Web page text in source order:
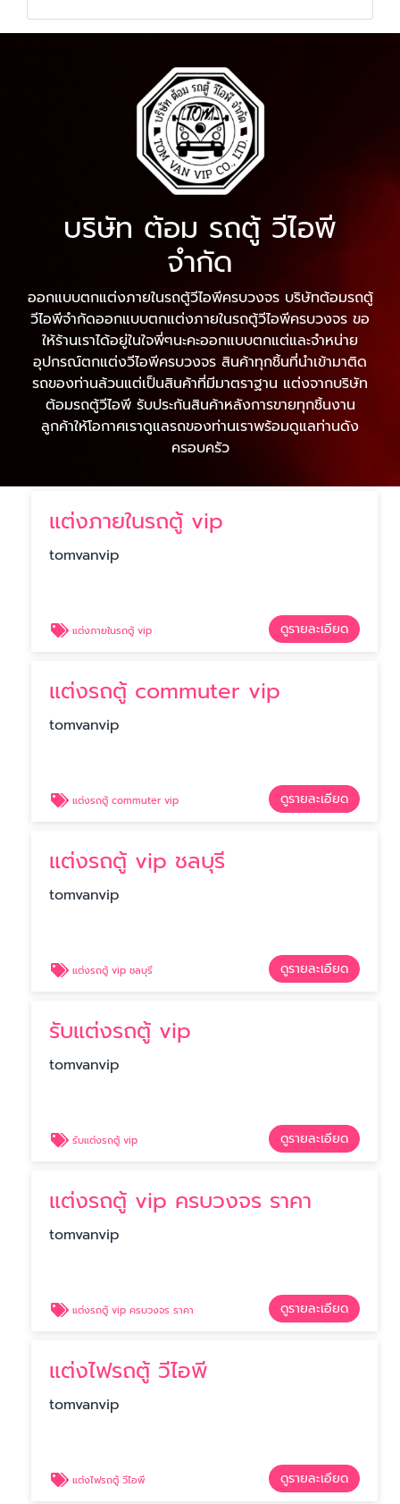
บริษัท ต้อม รถตู้ วีไอพี
จำกัด
ออกแบบตกแต่งภายในรถตู้วีไอพีครบวงจร บริษัทต้อมรถตู้
วีไอพีจำกัดออกแบบตกแต่งภายในรถตู้วีไอพีครบวงจร ขอ
ให้ร้านเราได้อยู่ในใจพี่ๆนะคะออกแบบตกแต่และจำหน่าย
อุปกรณ์ตกแต่งวีไอพีครบวงจร สินค้าทุกชิ้นที่นำเข้ามาติด
รถของท่านล้วนแต่เป็นสินค้าที่มีมาตราฐาน แต่งจากบริษัท
ต้อมรถตู้วีไอพี รับประกันสินค้าหลังการขายทุกชิ้นงาน
ลูกค้าให้โอกาศเราดูแลรถของท่านเราพร้อมดูแลท่านดัง
ครอบครัว
แต่งภายในรถตู้ vip
tomvanvip
แต่งภายในรถตู้ vip ดูรายละเอียด
แต่งรถตู้ commuter vip
tomvanvip
แต่งรถตู้ commuter vip ดูรายละเอียด
แต่งรถตู้ vip ชลบุรี
tomvanvip
แต่งรถตู้ vip ชลบุรี ดูรายละเอียด
รับแต่งรถตู้ vip
tomvanvip
รับแต่งรถตู้ vip ดูรายละเอียด
แต่งรถตู้ vip ครบวงจร ราคา
tomvanvip
แต่งรถตู้ vip ครบวงจร ราคา ดูรายละเอียด
แต่งไฟรถตู้ วีไอพี
tomvanvip
แต่งไฟรถตู้ วีไอพี ดูรายละเอียด